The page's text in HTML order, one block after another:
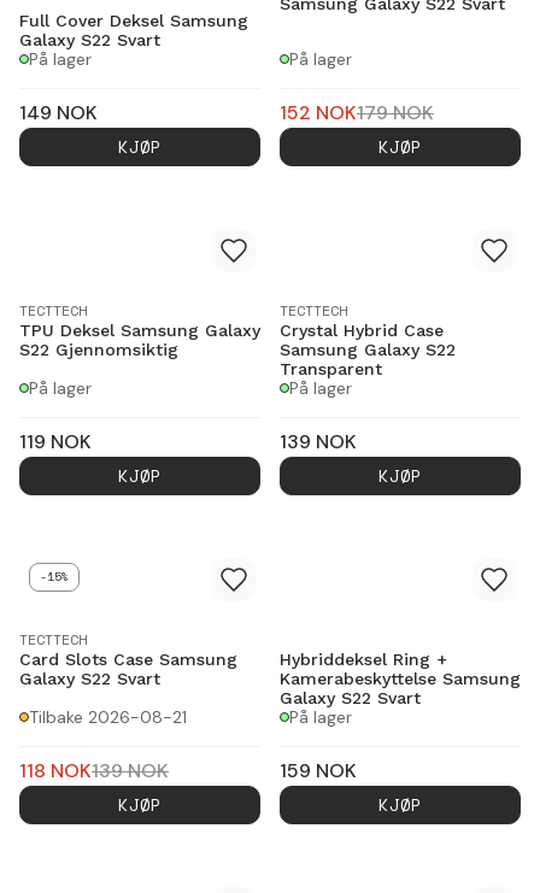
Full Cover Deksel Samsung
Galaxy S22 Svart
På lager
149 NOK
KJØP
På lager
152 NOK179NOK
KJØP
TECTTECH
TPU Deksel Samsung Galaxy
S22 Gjennomsiktig
På lager
119 NOK
KJØP
TECTTECH
Crystal Hybrid Case
Samsung Galaxy S22
Transparent
På lager
139 NOK
KJØP
-15%
TECTTECH
Card Slots Case Samsung
Galaxy S22 Svart
Tilbake 2026-08-21
118 NOK139NOK
KJØP
Hybriddeksel Ring +
Kamerabeskyttelse Samsung
Galaxy S22 Svart
På lager
159 NOK
KJØP